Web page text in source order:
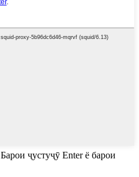
Барои ҷустуҷӯ Enter ё барои